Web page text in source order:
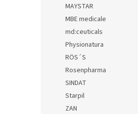
MAYSTAR
MBE medicale
md:ceuticals
Physionatura
RÖS´S
Rosenpharma
SINDAT
Starpil
ZAN